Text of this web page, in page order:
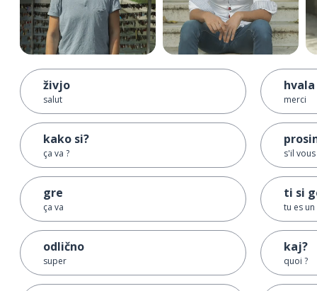
živjo
salut
kako si?
ça va ?
gre
ça va
odlično
super
hvala
merci
s'il
ti si
tu es
kaj?
quoi ?